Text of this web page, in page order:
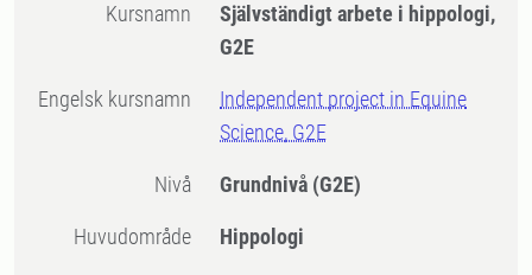
Kursnamn
Självständigt arbete i hippologi,
G2E
Engelsk kursnamn
Independent project in Equine
Science, G2E
Nivå Grundnivå (G2E)
Huvudområde Hippologi